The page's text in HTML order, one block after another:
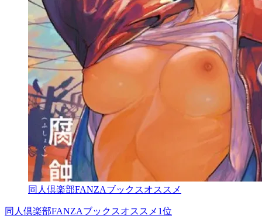
同人倶楽部FANZAブックスオススメ
同人倶楽部FANZAブックスオススメ1位